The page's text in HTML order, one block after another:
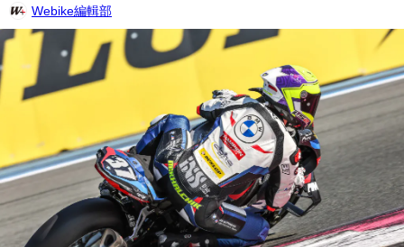
Webike編輯部